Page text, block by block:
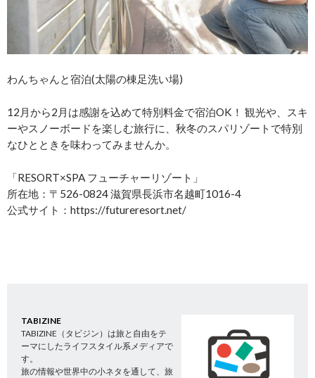
わんちゃんと宿泊(太陽の棟足洗い場)
12月から2月は感謝を込めて特別料金で宿泊OK！ 観光や、スキ
ーやスノーボードを楽しむ旅行に、秋冬のスパリゾートで特別
なひとときを味わってみませんか。
「RESORT×SPA フューチャーリゾート」
所在地：〒526-0824 滋賀県長浜市名越町1016-4
公式サイト：https://futureresort.net/
TABIZINE
TABIZINE（タビジン）は旅と自由をテ
ーマにしたライフスタイル系メディアで
す。
旅の情報や世界中の小ネタを通して、旅